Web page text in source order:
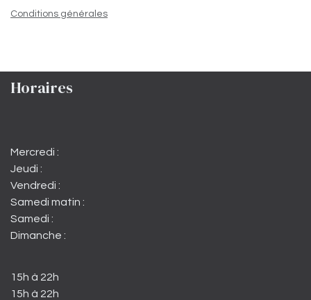
Conditions générales
Horaires
Mercredi :
Jeudi :
Vendredi :
Samedi matin :
Samedi :
Dimanche :
15h à 22h
15h à 22h